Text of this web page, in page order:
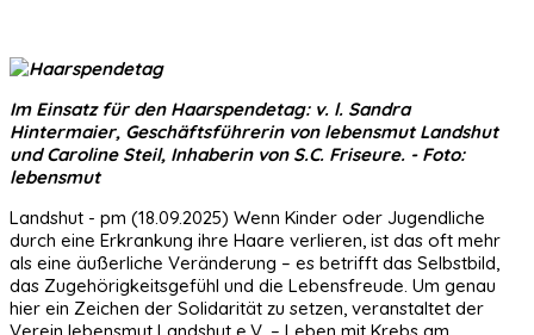
Im Einsatz für den Haarspendetag: v. l. Sandra
Hintermaier, Geschäftsführerin von lebensmut Landshut
und Caroline Steil, Inhaberin von S.C. Friseure. - Foto:
lebensmut
Landshut - pm (18.09.2025) Wenn Kinder oder Jugendliche
durch eine Erkrankung ihre Haare verlieren, ist das oft mehr
als eine äußerliche Veränderung – es betrifft das Selbstbild,
das Zugehörigkeitsgefühl und die Lebensfreude. Um genau
hier ein Zeichen der Solidarität zu setzen, veranstaltet der